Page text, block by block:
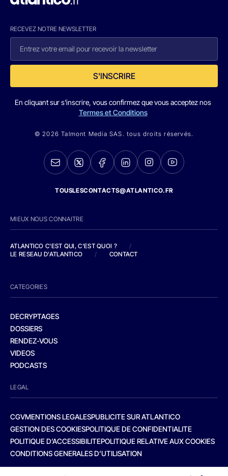
RECEVEZ NOTRE NEWSLETTER
S'INSCRIRE
En cliquant sur s'inscrire, vous confirmez que vous acceptez nos
Termes et Conditions
© 2026 Talmont Media SAS. tous droits réservés.
TOUSLESCONTACTS@ATLANTICO.FR
MIEUX NOUS CONNAITRE
ATLANTICO C'EST QUI, C'EST QUOI ?
/
LE RESEAU D'ATLANTICO
/ CONTACT
CATEGORIES
DECRYPTAGES
DOSSIERS
RENDEZ-VOUS
VIDEOS
PODCASTS
LEGAL
CGVMENTIONS LEGALESPUBLICITE SUR ATLANTICO
GESTION DES COOKIESPOLITIQUE DE CONFIDENTIALITE
POLITIQUE D’ACCESSIBILITEPOLITIQUE RELATIVE AUX COOKIES
CONDITIONS GENERALES D’UTILISATION